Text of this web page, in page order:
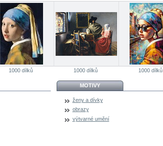
1000 dílků 1000 dílků 1000 dílků
MOTIVY
ženy a dívky
obrazy
výtvarné umění